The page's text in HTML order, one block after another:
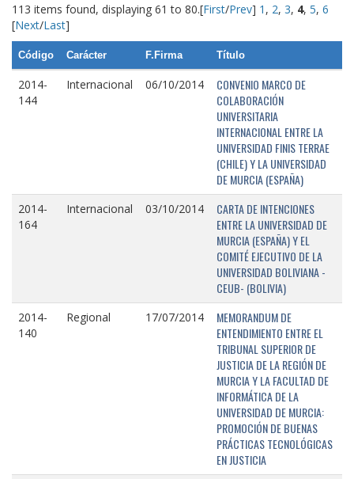
113 items found, displaying 61 to 80.[First/Prev] 1 , 2, 3, 4, 5, 6
[Next/Last]
Código Carácter F.Firma Título
2014-
144
Internacional 06/10/2014
CONVENIO MARCO DE
COLABORACIÓN
UNIVERSITARIA
INTERNACIONAL ENTRE LA
UNIVERSIDAD FINIS TERRAE
(CHILE) Y LA UNIVERSIDAD
DE MURCIA (ESPAÑA)
2014-
164
Internacional 03/10/2014
CARTA DE INTENCIONES
ENTRE LA UNIVERSIDAD DE
MURCIA (ESPAÑA) Y EL
COMITÉ EJECUTIVO DE LA
UNIVERSIDAD BOLIVIANA -
CEUB- (BOLIVIA)
2014-
140
Regional 17/07/2014
MEMORANDUM DE
ENTENDIMIENTO ENTRE EL
TRIBUNAL SUPERIOR DE
JUSTICIA DE LA REGIÓN DE
MURCIA Y LA FACULTAD DE
INFORMÁTICA DE LA
UNIVERSIDAD DE MURCIA:
PROMOCIÓN DE BUENAS
PRÁCTICAS TECNOLÓGICAS
EN JUSTICIA